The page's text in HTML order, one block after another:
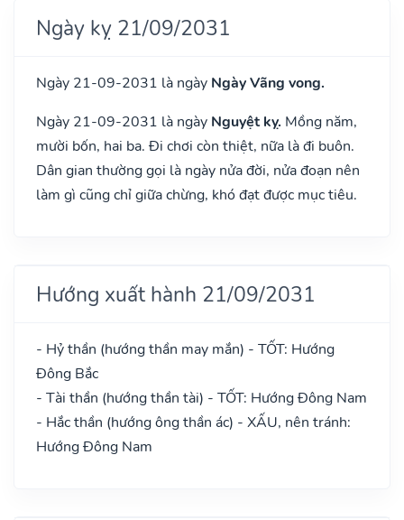
Ngày kỵ 21/09/2031
Ngày 21-09-2031 là ngày Ngày Vãng vong.
Ngày 21-09-2031 là ngày Nguyệt kỵ. Mồng năm,
mười bốn, hai ba. Đi chơi còn thiệt, nữa là đi buôn.
Dân gian thường gọi là ngày nửa đời, nửa đoạn nên
làm gì cũng chỉ giữa chừng, khó đạt được mục tiêu.
Hướng xuất hành 21/09/2031
- Hỷ thần (hướng thần may mắn) - TỐT: Hướng
Đông Bắc
- Tài thần (hướng thần tài) - TỐT: Hướng Đông Nam
- Hắc thần (hướng ông thần ác) - XẤU, nên tránh:
Hướng Đông Nam